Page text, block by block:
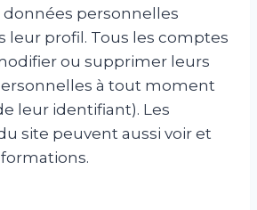
personnelles
leur profil. Tous les comptes
ou supprimer leurs
à tout moment
leur identifiant). Les
site peuvent aussi voir et